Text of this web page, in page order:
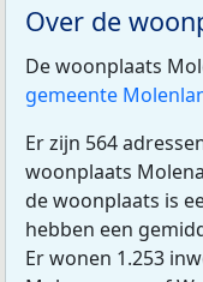
Over de
De woonplaats
gemeente
Er zijn 564
woonplaats
de woonplaats is
hebben een
Er wonen 1.253